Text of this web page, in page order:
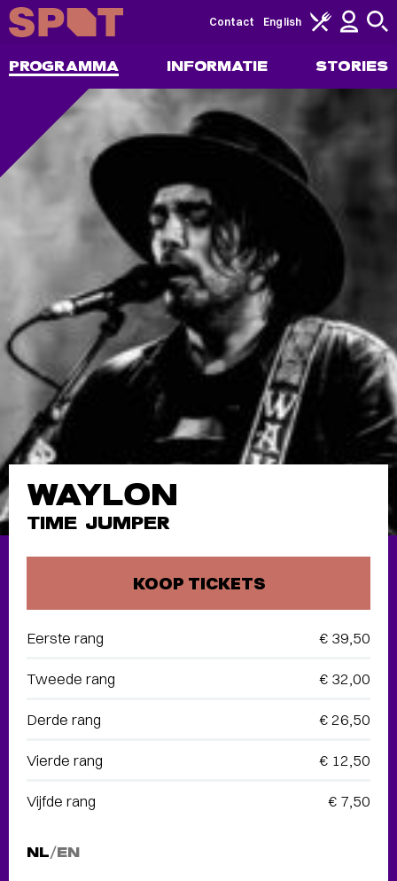
PROGRAMMA INFORMATIE STORIES
Contact English
WAYLON
TIME JUMPER
NL/EN
KOOP TICKETS
Eerste rang € 39,50
Tweede rang € 32,00
Derde rang € 26,50
Vierde rang € 12,50
Vijfde rang € 7,50